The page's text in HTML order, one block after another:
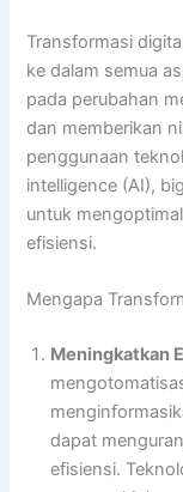
Transformasi
ke dalam semua
pada perubahan
dan memberikan
penggunaan
intelligence (AI),
untuk
efisiensi.
Mengapa
Meningkatkan
dapat
efisiensi.